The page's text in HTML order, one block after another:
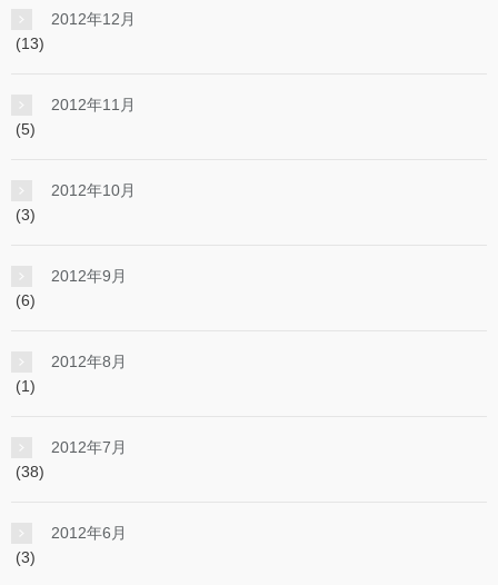
2012年12月
(13)
2012年11月
(5)
2012年10月
(3)
2012年9月
(6)
2012年8月
(1)
2012年7月
(38)
2012年6月
(3)